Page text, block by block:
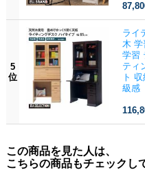
5
位
ライ
木 学
学習
ティ
ト
級感
この商品を見た人は、
こちらの商品もチェックし